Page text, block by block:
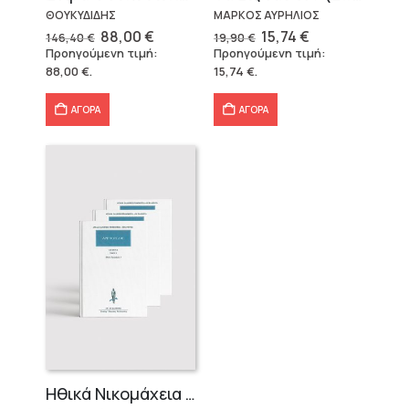
ΘΟΥΚΥΔΙΔΗΣ
146,40€ Original
price
was:
88,00€Η
τρέχουσα
τιμή
Προηγούμενη τιμή:
88,00€.
ΑΓΟΡΑ
ΜΑΡΚΟΣ ΑΥΡΗΛΙΟΣ
19,90€ Original
price
was:
15,74€Η
τρέχουσα
τιμή
Προηγούμενη τιμή:
15,74 €.
ΑΓΟΡΑ
Ηθικά Νικομάχεια (3 τόμοι)